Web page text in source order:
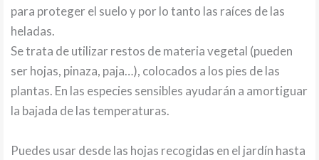
para proteger el suelo y por lo tanto las raíces de las
heladas.
Se trata de utilizar restos de materia vegetal (pueden
ser hojas, pinaza, paja…), colocados a los pies de las
plantas. En las especies sensibles ayudarán a amortiguar
la bajada de las temperaturas.
Puedes usar desde las hojas recogidas en el jardín hasta